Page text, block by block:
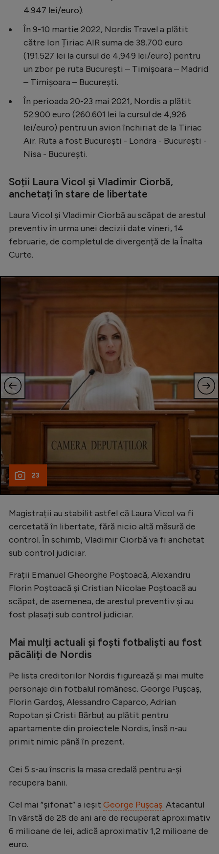
4.947 lei/euro).
În 9-10 martie 2022, Nordis Travel a plătit
către Ion Țiriac AIR suma de 38.700 euro
(191.527 lei la cursul de 4,949 lei/euro) pentru
un zbor pe ruta Bucureşti – Timişoara – Madrid
– Timişoara – Bucureşti.
În perioada 20-23 mai 2021, Nordis a plătit
52.900 euro (260.601 lei la cursul de 4,926
lei/euro) pentru un avion închiriat de la Tiriac
Air. Ruta a fost București - Londra - București -
Nisa - București.
Soții Laura Vicol şi Vladimir Ciorbă,
anchetați în stare de libertate
Laura Vicol și Vladimir Ciorbă au scăpat de arestul
preventiv în urma unei decizii date vineri, 14
februarie, de completul de divergență de la Înalta
Curte.
23
Magistrații au stabilit astfel că Laura Vicol va fi
cercetată în libertate, fără nicio altă măsură de
control. În schimb, Vladimir Ciorbă va fi anchetat
sub control judiciar.
Frații Emanuel Gheorghe Poștoacă, Alexandru
Florin Poștoacă și Cristian Nicolae Poștoacă au
scăpat, de asemenea, de arestul preventiv și au
fost plasați sub control judiciar.
Mai mulți actuali și foști fotbaliști au fost
păcăliți de Nordis
Pe lista creditorilor Nordis figurează și mai multe
personaje din fotbalul românesc. George Pușcaș,
Florin Gardoș, Alessandro Caparco, Adrian
Ropotan și Cristi Bărbuț au plătit pentru
apartamente din proiectele Nordis, însă n-au
primit nimic până în prezent.
Cei 5 s-au înscris la masa credală pentru a-și
recupera banii.
Cel mai ”șifonat” a ieșit George Pușcaș. Atacantul
în vârstă de 28 de ani are de recuperat aproximativ
6 milioane de lei, adică aproximativ 1,2 milioane de
euro.